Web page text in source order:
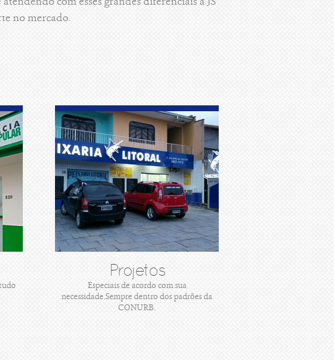
no mercado.
Projetos
Especiais de acordo com sua
necessidade.Sempre dentro dos padrões da
CONURB.